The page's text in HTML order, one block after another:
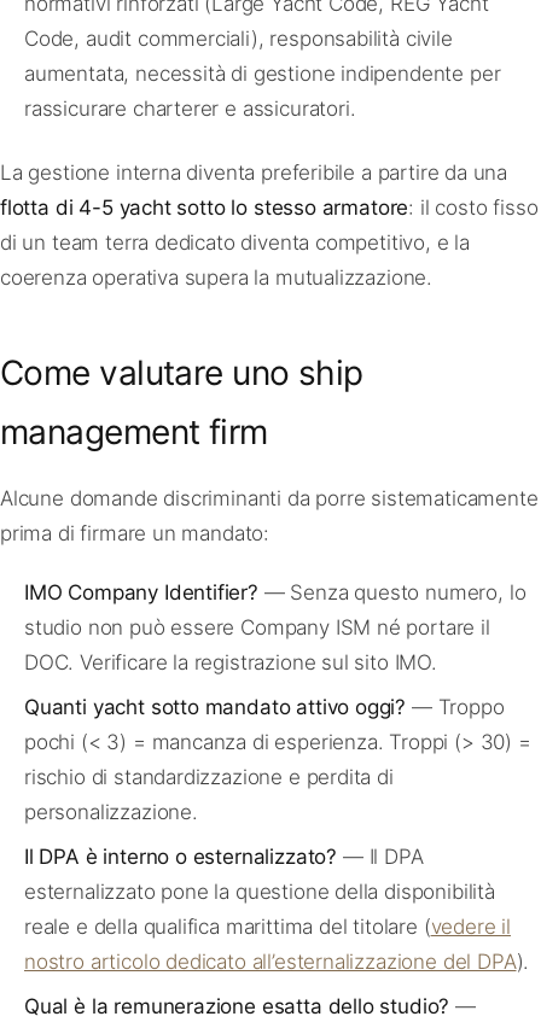
Code, audit commerciali), responsabilità civile
aumentata, necessità di gestione indipendente per
rassicurare charterer e assicuratori.
La gestione interna diventa preferibile a partire da una
flotta di 4-5 yacht sotto lo stesso armatore: il costo fisso
di un team terra dedicato diventa competitivo, e la
coerenza operativa supera la mutualizzazione.
Come valutare uno ship
management firm
Alcune domande discriminanti da porre sistematicamente
prima di firmare un mandato:
IMO Company Identifier? — Senza questo numero, lo
studio non può essere Company ISM né portare il
DOC. Verificare la registrazione sul sito IMO.
Quanti yacht sotto mandato attivo oggi? — Troppo
pochi (< 3) = mancanza di esperienza. Troppi (> 30) =
rischio di standardizzazione e perdita di
personalizzazione.
Il DPA è interno o esternalizzato? — Il DPA
esternalizzato pone la questione della disponibilità
reale e della qualifica marittima del titolare (vedere il
nostro articolo dedicato all’esternalizzazione del DPA).
Qual è la remunerazione esatta dello studio? —